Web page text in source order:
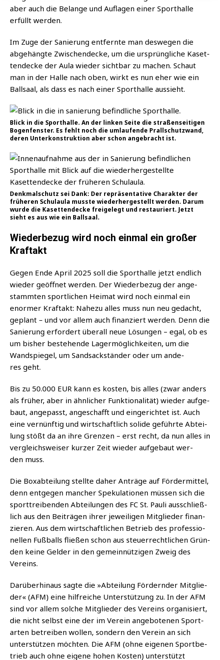
aber auch die Belan­ge und Auf­la­gen einer Sport­hal­le
erfüllt werden.
Im Zuge der Sanie­rung ent­fern­te man des­we­gen die
abge­häng­te Zwi­schen­de­cke, um die ursprüng­li­che Kaset­
ten­de­cke der Aula wie­der sicht­bar zu machen. Schaut
man in der Hal­le nach oben, wirkt es nun eher wie ein
Ball­saal, als dass es nach einer Sport­hal­le aussieht.
Blick in die Sport­hal­le. An der lin­ken Sei­te die stra­ßen­sei­ti­gen
Bogen­fens­ter. Es fehlt noch die umlau­fen­de Prall­schutz­wand,
deren Unter­kon­struk­ti­on aber schon ange­bracht ist.
Denk­mal­schutz sei Dank: Der reprä­sen­ta­ti­ve Cha­rak­ter der
frü­he­ren Schul­au­la muss­te wie­der­her­ge­stellt wer­den. Dar­um
wur­de die Kaset­ten­de­cke frei­ge­legt und restau­riert. Jetzt
sieht es aus wie ein Ballsaal.
Wiederbezug wird noch einmal ein großer
Kraftakt
Gegen Ende April 2025 soll die Sport­hal­le jetzt end­lich
wie­der geöff­net wer­den. Der Wie­der­be­zug der ange­
stamm­ten sport­li­chen Hei­mat wird noch ein­mal ein
enor­mer Kraft­akt: Nahe­zu alles muss nun neu gedacht,
geplant – und vor allem auch finan­ziert wer­den. Denn die
Sanie­rung erfor­dert über­all neue Lösun­gen – egal, ob es
um bis­her bestehen­de Lager­mög­lich­kei­ten, um die
Wand­spie­gel, um Sand­sack­stän­der oder um ande­
res geht.
Bis zu 50.000 EUR kann es kos­ten, bis alles (zwar anders
als frü­her, aber in ähn­li­cher Funk­tio­na­li­tät) wie­der auf­ge­
baut, ange­passt, ange­schafft und ein­ge­rich­tet ist. Auch
eine ver­nünf­tig und wirt­schaft­lich soli­de geführ­te Abtei­
lung stößt da an ihre Gren­zen – erst recht, da nun alles in
ver­gleichs­wei­ser kur­zer Zeit wie­der auf­ge­baut wer­
den muss.
Die Box­ab­tei­lung stell­te daher Anträ­ge auf För­der­mit­tel,
denn ent­ge­gen man­cher Spe­ku­la­tio­nen müs­sen sich die
sport­trei­ben­den Abtei­lun­gen des FC St. Pau­li aus­schließ­
lich aus den Bei­trä­gen ihrer jewei­li­gen Mit­glie­der finan­
zie­ren. Aus dem wirt­schaft­li­chen Betrieb des pro­fes­sio­
nel­len Fuß­balls flie­ßen schon aus steu­er­recht­li­chen Grün­
den kei­ne Gel­der in den gemein­nüt­zi­gen Zweig des
Vereins.
Dar­über­hin­aus sag­te die »Abtei­lung För­dern­der Mit­glie­
der« (AFM) eine hilf­rei­che Unter­stüt­zung zu. In der AFM
sind vor allem sol­che Mit­glie­der des Ver­eins orga­ni­siert,
die nicht selbst eine der im Ver­ein ange­bo­te­nen Sport­
ar­ten betrei­ben wol­len, son­dern den Ver­ein an sich
unter­stüt­zen möch­ten. Die AFM (ohne eige­nen Sport­be­
trieb auch ohne eige­ne hohen Kos­ten) unter­stützt